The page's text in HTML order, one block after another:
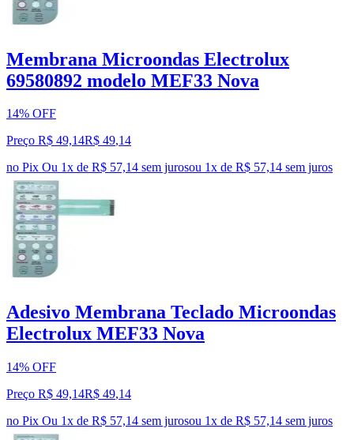
Membrana Microondas Electrolux
69580892 modelo MEF33 Nova
14% OFF
Preço R$ 49,14R$ 49,14
no Pix Ou 1x de R$ 57,14 sem jurosou 1x de R$ 57,14 sem juros
Adesivo Membrana Teclado Microondas
Electrolux MEF33 Nova
14% OFF
Preço R$ 49,14R$ 49,14
no Pix Ou 1x de R$ 57,14 sem jurosou 1x de R$ 57,14 sem juros